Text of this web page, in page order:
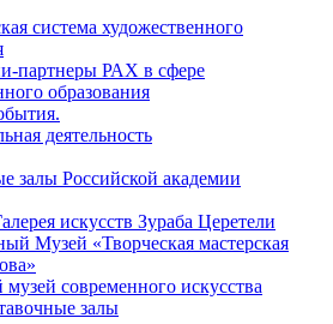
система художественного
партнеры РАХ в сфере
образования
деятельность
залы Российской академии
искусств Зураба Церетели
Музей «Творческая мастерская
современного искусства
залы